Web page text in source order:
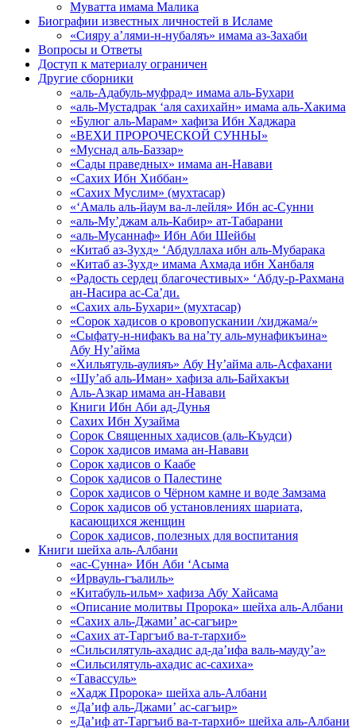
Муватта имама Малика
Биографии известных личностей в Исламе
«Сияру а’лями-н-нубаляъ» имама аз-Захаби
Вопросы и Ответы
Доступ к материалу ограничен
Другие сборники
«аль-Адабуль-муфрад» имама аль-Бухари
«аль-Мустадрак ‘аля сахихайн» имама аль-Хакима
«Булюг аль-Марам» хафиза Ибн Хаджара
«ВЕХИ ПРОРОЧЕСКОЙ СУННЫ»
«Муснад аль-Баззар»
«Сады праведных» имама ан-Навави
«Сахих Ибн Хиббан»
«Сахих Муслим» (мухтасар)
«‘Амаль аль-йаум ва-л-лейля» Ибн ас-Сунни
«аль-Му’джам аль-Кабир» ат-Табарани
«аль-Мусаннаф» Ибн Аби Шейбы
«Китаб аз-Зухд» ‘Абдуллаха ибн аль-Мубарака
«Китаб аз-Зухд» имама Ахмада ибн Ханбаля
«Радость сердец благочестивых» ‘Абду-р-Рахмана
ан-Насира ас-Са’ди.
«Сахих аль-Бухари» (мухтасар)
«Сорок хадисов о кровопускании /хиджама/»
«Сыфату-н-нифакъ ва на’ту аль-мунафикъина»
Абу Ну’айма
«Хильятуль-аулияъ» Абу Ну’айма аль-Асфахани
«Шу’аб аль-Иман» хафиза аль-Байхакъи
Аль-Азкар имама ан-Навави
Книги Ибн Аби ад-Дунья
Сахих Ибн Хузайма
Сорок Священных хадисов (аль-Къудси)
Сорок хадисов имама ан-Навави
Сорок хадисов о Каабе
Сорок хадисов о Палестине
Сорок хадисов о Чёрном камне и воде Замзама
Сорок хадисов об установлениях шариата,
касающихся женщин
Сорок хадисов, полезных для воспитания
Книги шейха аль-Албани
«ас-Сунна» Ибн Аби ‘Асыма
«Ирвауль-гъалиль»
«Китабуль-ильм» хафиза Абу Хайсама
«Описание молитвы Пророка» шейха аль-Албани
«Сахих аль-Джами’ ас-сагъир»
«Сахих ат-Таргъиб ва-т-тархиб»
«Сильсилятуль-ахадис ад-да’ифа валь-мауду’а»
«Сильсилятуль-ахадис ас-сахиха»
«Тавассуль»
«Хадж Пророка» шейха аль-Албани
«Да’иф аль-Джами’ ас-сагъир»
«Да’иф ат-Таргъиб ва-т-тархиб» шейха аль-Албани